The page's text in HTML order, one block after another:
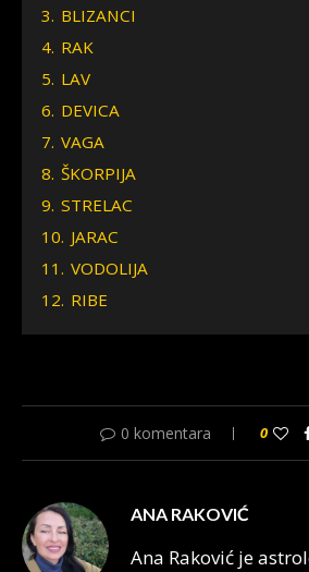
3. BLIZANCI
4. RAK
5. LAV
6. DEVICA
7. VAGA
8. ŠKORPIJA
9. STRELAC
10. JARAC
11. VODOLIJA
12. RIBE
0 komentara 0
ANA RAKOVIĆ
Ana Raković je